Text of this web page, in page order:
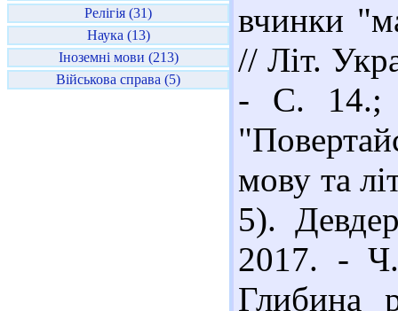
Релігія (31)
Наука (13)
Іноземні мови (213)
Військова справа (5)
вчинки
// Літ.
- С. 14.;
мову та
5).
2017. -
Глибина